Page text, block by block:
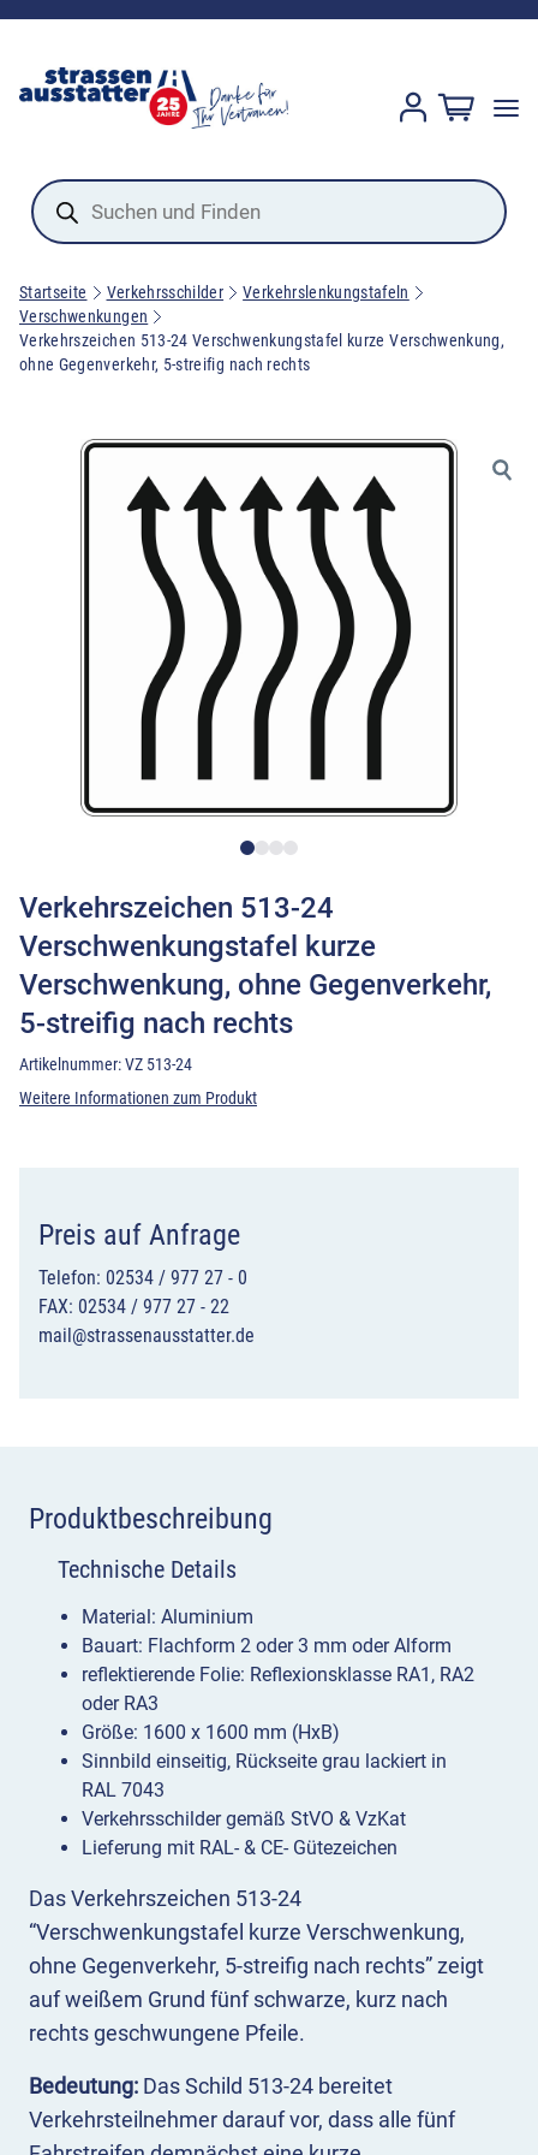
Products
search
Startseite Verkehrsschilder
Verkehrslenkungstafeln
Verschwenkungen
Verkehrszeichen 513-24 Verschwenkungstafel kurze Verschwenkung,
ohne Gegenverkehr, 5-streifig nach rechts
Verkehrszeichen 513-24
Verschwenkungstafel kurze
Verschwenkung, ohne Gegenverkehr,
5-streifig nach rechts
Artikelnummer:VZ 513-24
Weitere Informationen zum Produkt
Preis auf Anfrage
Telefon: 02534 / 977 27 - 0
FAX: 02534 / 977 27 - 22
mail@strassenausstatter.de
Produktbeschreibung
Das Verkehrszeichen 513-24
“Verschwenkungstafel kurze Verschwenkung,
ohne Gegenverkehr, 5-streifig nach rechts” zeigt
auf weißem Grund fünf schwarze, kurz nach
rechts geschwungene Pfeile.
Bedeutung: Das Schild 513-24 bereitet
Verkehrsteilnehmer darauf vor, dass alle fünf
Technische Details
Material: Aluminium
Bauart: Flachform 2 oder 3 mm oder Alform
reflektierende Folie: Reflexionsklasse RA1, RA2
oder RA3
Größe: 1600 x 1600 mm (HxB)
Sinnbild einseitig, Rückseite grau lackiert in
RAL 7043
Verkehrsschilder gemäß StVO & VzKat
Lieferung mit RAL- & CE- Gütezeichen